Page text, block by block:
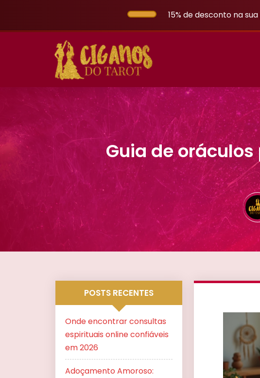
15% de desconto na
Guia de
POSTS RECENTES
Onde encontrar consultas
espirituais online confiáveis
em 2026
Adoçamento Amoroso: